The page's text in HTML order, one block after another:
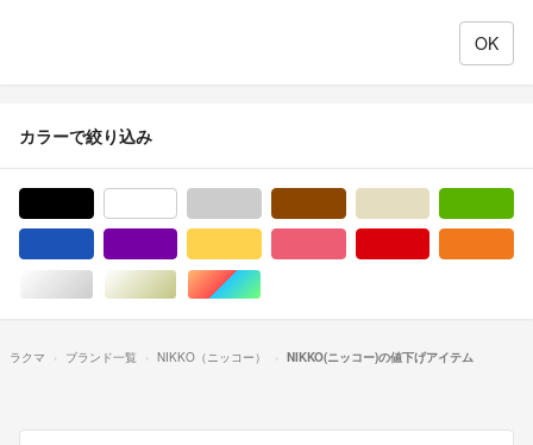
カラーで絞り込み
シルバー/銀色系ゴールド/金色系マルチカラー
ラクマ ブランド一覧 NIKKO（ニッコー） NIKKO(ニッコー)の値下げアイテム